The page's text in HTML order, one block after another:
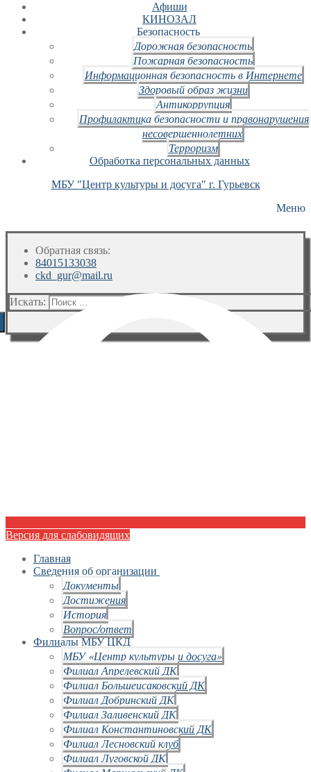
Афиши
КИНОЗАЛ
Безопасность
Дорожная безопасность
Пожарная безопасность
Информационная безопасность в Интернете
Здоровый образ жизни
Антикоррупция
Профилактика безопасности и правонарушения
несовершеннолетних
Терроризм
Обработка персональных данных
МБУ "Центр культуры и досуга" г. Гурьевск
Меню
Обратная связь:
84015133038
ckd_gur@mail.ru
Искать:
Версия для слабовидящих
Главная
Сведения об организации
Документы
Достижения
История
Вопрос/ответ
Филиалы МБУ ЦКД
МБУ «Центр культуры и досуга»
Филиал Апрелевский ДК
Филиал Большеисаковский ДК
Филиал Добринский ДК
Филиал Заливенский ДК
Филиал Константиновский ДК
Филиал Лесновский клуб
Филиал Луговской ДК